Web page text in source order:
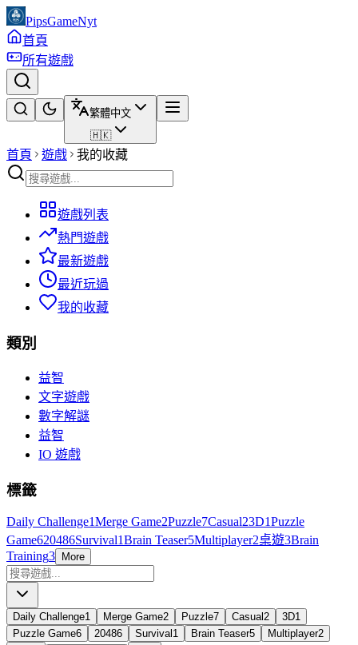
PipsGameNyt
首頁
所有遊戲
繁體中文
🇭🇰
首頁 遊戲 我的收藏
遊戲列表
熱門遊戲
最新遊戲
最近玩過
我的收藏
類別
益智
文字遊戲
數字解謎
益智
IO 遊戲
標籤
Daily Challenge1Merge Game2Puzzle7Casual23D1Puzzle
Game620486Survival1Brain Teaser5Multiplayer2桌遊3Brain
Training3 More
Daily Challenge1 Merge Game2 Puzzle7 Casual 2 3D1
Puzzle Game6 20486 Survival 1 Brain Teaser5 Multiplayer2